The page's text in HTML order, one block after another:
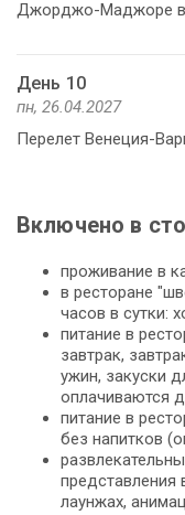
День 10
пн, 26.04.2027
Перелет Венеция-
Включено в
проживание в
в ресторане
часов в сутки:
питание в
завтрак,
ужин, закуски
оплачиваются
питание в
без напитков
представления
лаунжах,